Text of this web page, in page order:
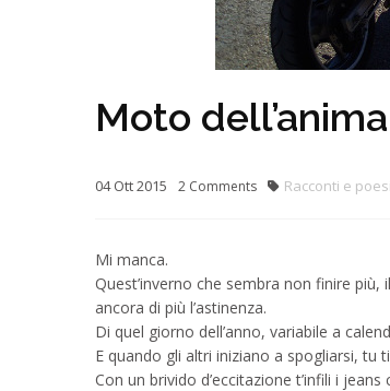
Moto dell’anima
04 Ott2015 2 Comments Racconti e
Mi manca.
Quest’inverno che sembra non finire
ancora di più l’astinenza.
Di quel giorno dell’anno, variabile a
E quando gli altri iniziano a spogliarsi, tu
Con un brivido d’eccitazione t’infili i